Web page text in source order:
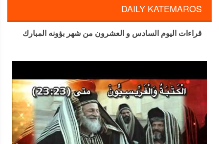
في مصر سنة 2460 للعالم ( أي قبل خروج الشعب الإسرائيلي من عبودية
صعد إلى الجبل آخذا معه يشوع خادمه لسماع الوحي واستلام الوصايا . وفي أثناء
عشر رجلا ، واحدا من كل سبط وأرسلهم ليتجسسوا أرض الميعاد كان يشوع واحدا
أرض الميعاد . ولذلك دخل الاثنان فقط تلك الأرض دون جميع الشعب الإسرائيلي
الذي خرج من مصر الذين لكونهم تذمروا وشكوا في صدق مواعيد الله فقد
اقسم تعالي أنهم لا يدخلون إلى راحته ، ولكن أولادهم الذين ولدوا لهم بعد
خروجهم من مصر هم الذين دخلوا تلك الأرض مع يشوع وكالب .ولما تنيح
العظيم موسى سنة 2553 للعالم خاطب الله يشوع قائلا " أن موسى عبدي قد
مات فالآن قم أعبر هذا الأردن أنت وكل هذا الشعب إلى الأرض التي أنا معطيها
DAILY KATEMAROS
قراءات اليوم السادس و العشرون من شهر بؤونه المبارك